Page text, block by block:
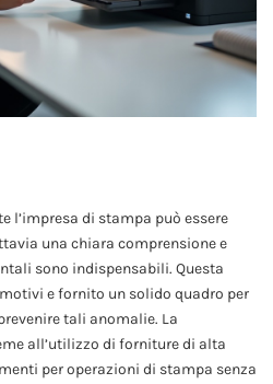
l’impresa di stampa può essere
una chiara comprensione e
sono indispensabili. Questa
e fornito un solido quadro per
tali anomalie. La
all’utilizzo di forniture di alta
per operazioni di stampa senza